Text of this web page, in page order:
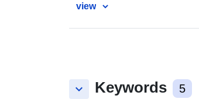
view
keyboard_arrow_down Keywords 5